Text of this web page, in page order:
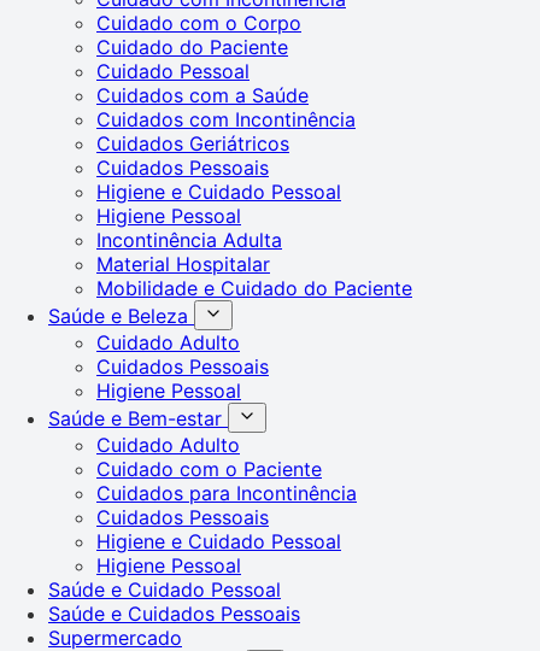
Cuidado com o Corpo
Cuidado do Paciente
Cuidado Pessoal
Cuidados com a Saúde
Cuidados com Incontinência
Cuidados Geriátricos
Cuidados Pessoais
Higiene e Cuidado Pessoal
Higiene Pessoal
Incontinência Adulta
Material Hospitalar
Mobilidade e Cuidado do Paciente
Saúde e Beleza
Cuidado Adulto
Cuidados Pessoais
Higiene Pessoal
Saúde e Bem-estar
Cuidado Adulto
Cuidado com o Paciente
Cuidados para Incontinência
Cuidados Pessoais
Higiene e Cuidado Pessoal
Higiene Pessoal
Saúde e Cuidado Pessoal
Saúde e Cuidados Pessoais
Supermercado